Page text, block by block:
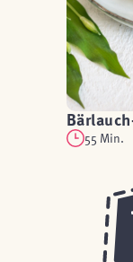
55 Min.